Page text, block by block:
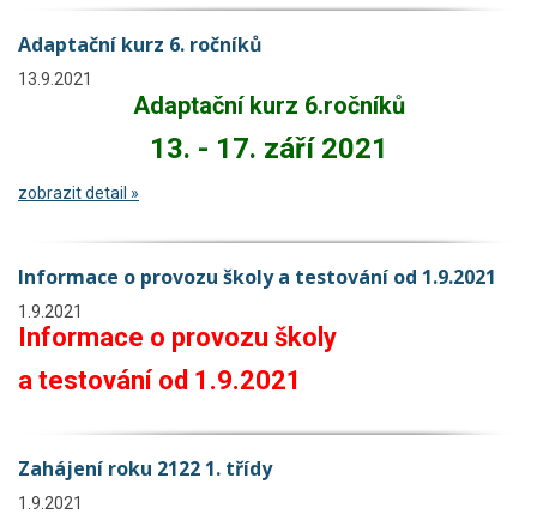
Adaptační kurz 6. ročníků
13.9.2021
Adaptační kurz 6.ročníků
13. - 17. září 2021
zobrazit detail »
Informace o provozu školy a testování od 1.9.2021
1.9.2021
Informace o provozu školy
a testování od 1.9.2021
Zahájení roku 2122 1. třídy
1.9.2021